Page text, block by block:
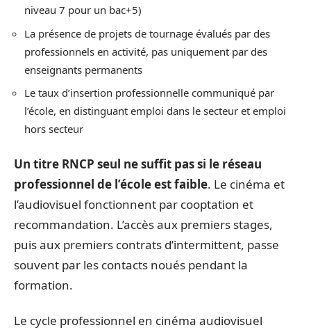
niveau 7 pour un bac+5)
La présence de projets de tournage évalués par des
professionnels en activité, pas uniquement par des
enseignants permanents
Le taux d’insertion professionnelle communiqué par
l’école, en distinguant emploi dans le secteur et emploi
hors secteur
Un titre RNCP seul ne suffit pas si le réseau
professionnel de l’école est faible. Le cinéma et
l’audiovisuel fonctionnent par cooptation et
recommandation. L’accès aux premiers stages,
puis aux premiers contrats d’intermittent, passe
souvent par les contacts noués pendant la
formation.
Le cycle professionnel en cinéma audiovisuel